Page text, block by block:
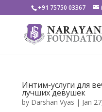
+91 75750 03367
Интим-услуги для
лучших девушек
by Darshan Vyas | Jan